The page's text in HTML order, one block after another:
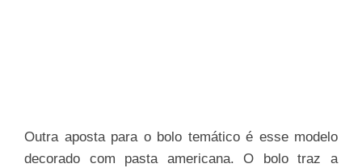
Outra aposta para o bolo temático é esse modelo
decorado com pasta americana. O bolo traz a